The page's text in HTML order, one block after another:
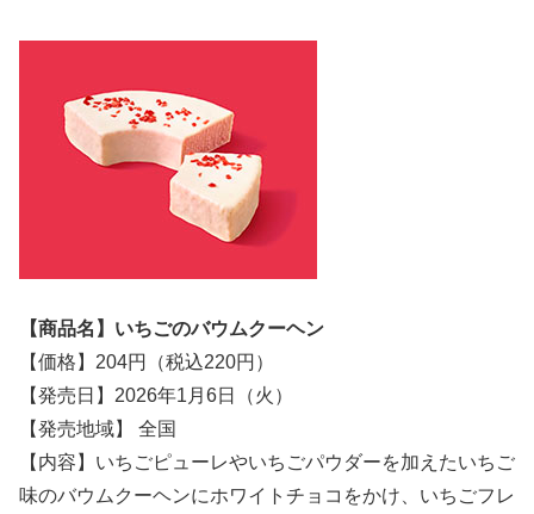
【商品名】いちごのバウムクーヘン
【価格】204円（税込220円）
【発売日】2026年1月6日（火）
【発売地域】 全国
【内容】いちごピューレやいちごパウダーを加えたいちご
味のバウムクーヘンにホワイトチョコをかけ、いちごフレ